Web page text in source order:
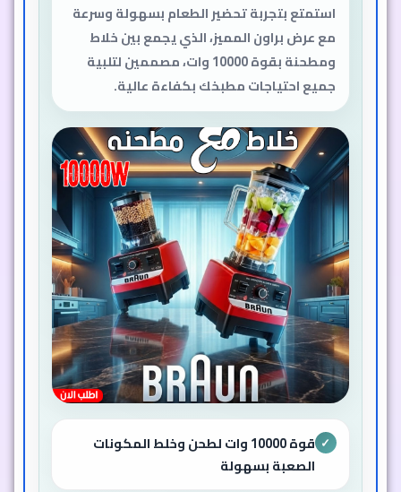
استمتع بتجربة تحضير الطعام بسهولة وسرعة
مع عرض براون المميز، الذي يجمع بين خلاط
ومطحنة بقوة 10000 وات، مصممين لتلبية
جميع احتياجات مطبخك بكفاءة عالية.
✓
قوة 10000 وات لطحن وخلط المكونات
الصعبة بسهولة